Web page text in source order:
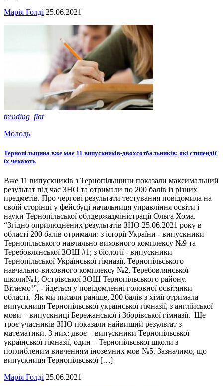
Марія Голді 25.06.2021
trending_flat
Молодь
Тернопільщина вже має 11 випускників-двохсотбальників: які стипендії
їх чекають
Вже 11 випускників з Тернопільщини показали максимальний
результат під час ЗНО та отримали по 200 балів із різних
предметів. Про чергові результати тестування повідомила на
своїй сторінці у фейсбуці начальниця управління освіти і
науки Тернопільської облдержадміністрації Ольга Хома.
“Згідно оприлюднених результатів ЗНО 25.06.2021 року в
області 200 балів отримали: з історії України - випускники
Тернопільського навчально-виховного комплексу №9 та
Теребовлянської ЗОШ #1; з біології - випускники
Тернопільської Української гімназії, Тернопільського
навчально-виховного комплексу №2, Теребовлянської
школи№1, Острівської ЗОШ Тернопільського району.
Вітаємо!”, - йдеться у повідомленні головної освітянки
області. Як ми писали раніше, 200 балів з хімії отримала
випускниця Тернопільської української гімназії, з англійської
мови – випускниці Бережанської і Зборівської гімназії. Ще
троє учасників ЗНО показали найвищий результат з
математики. З них: двоє – випускники Тернопільської
української гімназії, один – Тернопільської школи з
поглибленим вивченням іноземних мов №5. Зазначимо, що
випускниця Тернопільської […]
Марія Голді 25.06.2021